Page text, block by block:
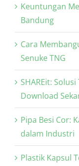
Keuntungan
Bandung
Cara
Senuke TNG
SHAREit:
Download
Pipa Besi Cor:
dalam Industri
Plastik Kapsul